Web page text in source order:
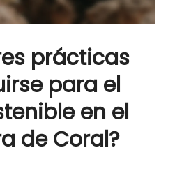
prácticas
para el
en el
de Coral?